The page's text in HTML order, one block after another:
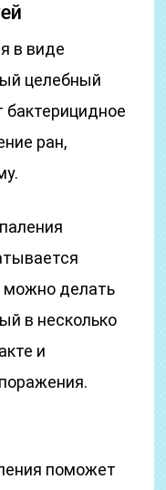
в виде
целебный
бактерицидное
ран,
делать
в несколько
и
поможет